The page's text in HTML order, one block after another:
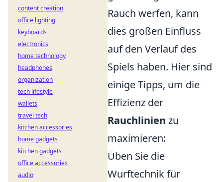
Rauch werfen, kann
dies großen Einfluss
auf den Verlauf des
Spiels haben. Hier sind
einige Tipps, um die
Effizienz der
Rauchlinien zu
maximieren:
Üben Sie die
Wurftechnik für
content creation
office lighting
keyboards
electronics
home technology
headphones
organization
tech lifestyle
wallets
travel tech
kitchen accessories
home gadgets
kitchen gadgets
office accessories
audio